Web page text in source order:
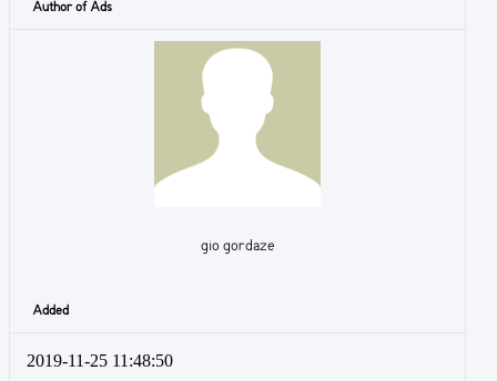
Author of Ads
gio gordaze
Added
2019-11-25 11:48:50